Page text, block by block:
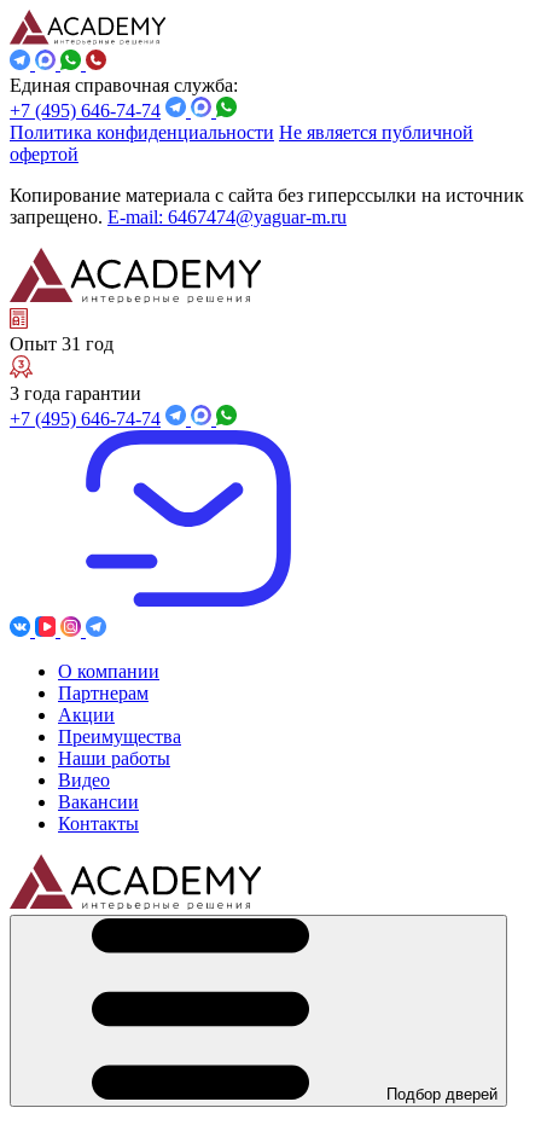
Единая справочная служба:
+7 (495) 646-74-74
Политика конфиденциальности Не является публичной
офертой
Копирование материала с сайта без гиперссылки на источник
запрещено. E-mail: 6467474@yaguar-m.ru
Опыт 31 год
3 года гарантии
+7 (495) 646-74-74
О компании
Партнерам
Акции
Преимущества
Наши работы
Видео
Вакансии
Контакты
Подбор дверей